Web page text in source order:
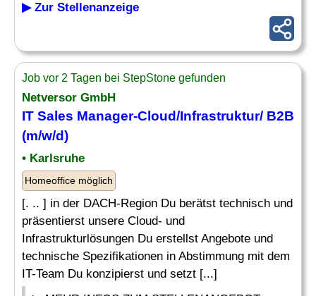
▶ Zur Stellenanzeige
Job vor 2 Tagen bei StepStone gefunden
Netversor GmbH
IT Sales Manager-Cloud/Infrastruktur/ B2B
(m/w/d)
• Karlsruhe
Homeoffice möglich
[. .. ] in der DACH-Region Du berätst technisch und
präsentierst unsere Cloud- und
Infrastrukturlösungen Du erstellst Angebote und
technische Spezifikationen in Abstimmung mit dem
IT-Team Du konzipierst und setzt [...]